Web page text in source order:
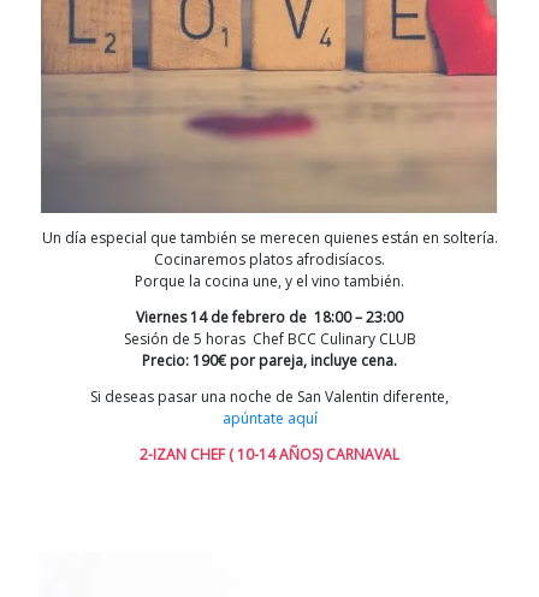
Un día especial que también se merecen quienes están en soltería.
Cocinaremos platos afrodisíacos.
Porque la cocina une, y el vino también.
Viernes 14 de febrero de 18:00 – 23:00
Sesión de 5 horas Chef BCC Culinary CLUB
Precio: 190€ por pareja, incluye cena.
Si deseas pasar una noche de San Valentin diferente,
apúntate aquí
2-IZAN CHEF ( 10-14 AÑOS) CARNAVAL